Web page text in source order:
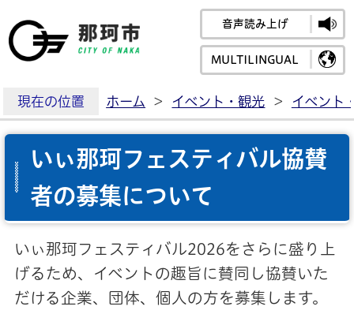
那珂市公式ホームペ
音声読み上げ
MULTILINGUAL
現在の位置 ホーム > イベント・観光 > イベント
いぃ那珂フェスティバル協賛
者の募集について
いぃ那珂フェスティバル2026をさらに盛り上
げるため、イベントの趣旨に賛同し協賛いた
だける企業、団体、個人の方を募集します。